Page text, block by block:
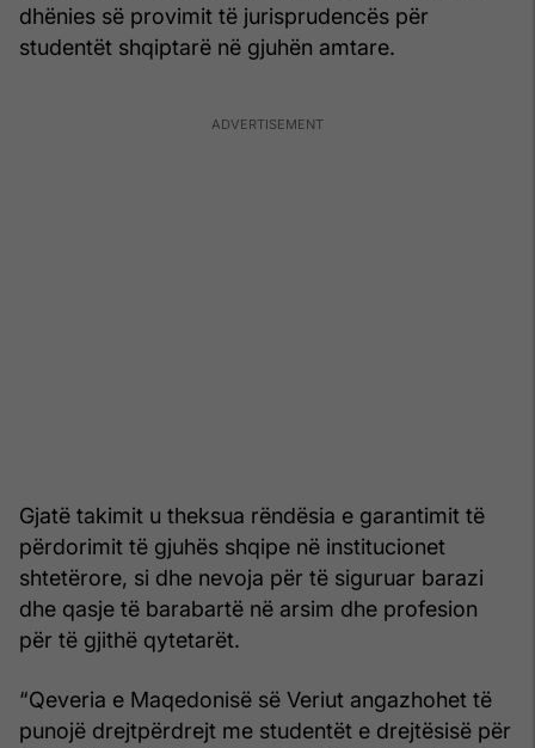
dhënies së provimit të jurisprudencës për
studentët shqiptarë në gjuhën amtare.
Gjatë takimit u theksua rëndësia e garantimit të
përdorimit të gjuhës shqipe në institucionet
shtetërore, si dhe nevoja për të siguruar barazi
dhe qasje të barabartë në arsim dhe profesion
për të gjithë qytetarët.
“Qeveria e Maqedonisë së Veriut angazhohet të
punojë drejtpërdrejt me studentët e drejtësisë për